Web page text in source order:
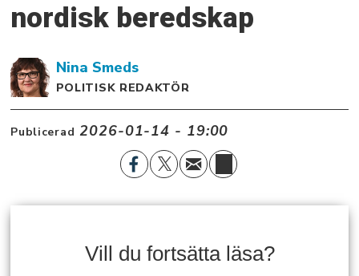
nordisk beredskap
Nina Smeds
POLITISK REDAKTÖR
Publicerad 2026-01-14 - 19:00
Vill du fortsätta läsa?